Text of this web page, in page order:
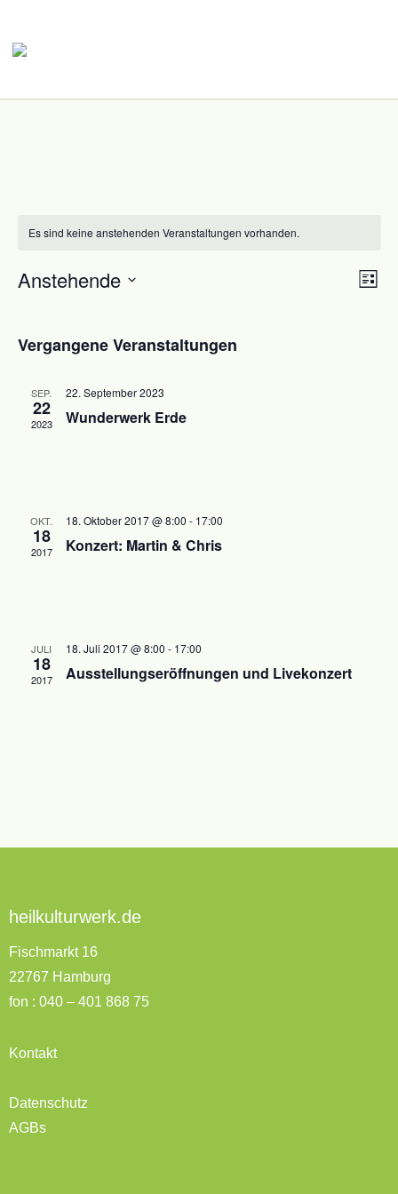
Es sind keine anstehenden Veranstaltungen vorhanden.
Liste
Anstehende
Vergangene Veranstaltungen
SEP.
22
2023
22. September 2023
Wunderwerk Erde
OKT.
18
2017
18. Oktober 2017 @ 8:00 - 17:00
Konzert: Martin & Chris
JULI
18
2017
18. Juli 2017 @ 8:00 - 17:00
Ausstellungseröffnungen und Livekonzert
heilkulturwerk.de
Fischmarkt 16
22767 Hamburg
fon : 040 – 401 868 75
Kontakt
Datenschutz
AGBs